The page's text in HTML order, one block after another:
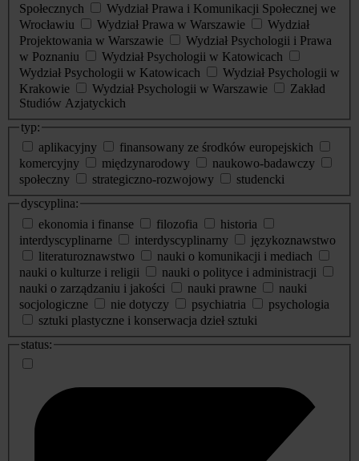
Społecznych
Wydział Prawa i Komunikacji Społecznej we
Wrocławiu
Wydział Prawa w Warszawie
Wydział
Projektowania w Warszawie
Wydział Psychologii i Prawa
w Poznaniu
Wydział Psychologii w Katowicach
Wydział Psychologii w Katowicach
Wydział Psychologii w
Krakowie
Wydział Psychologii w Warszawie
Zakład
Studiów Azjatyckich
typ:
aplikacyjny
finansowany ze środków europejskich
komercyjny
międzynarodowy
naukowo-badawczy
społeczny
strategiczno-rozwojowy
studencki
dyscyplina:
ekonomia i finanse
filozofia
historia
interdyscyplinarne
interdyscyplinarny
językoznawstwo
literaturoznawstwo
nauki o komunikacji i mediach
nauki o kulturze i religii
nauki o polityce i administracji
nauki o zarządzaniu i jakości
nauki prawne
nauki
socjologiczne
nie dotyczy psychiatria
psychologia
sztuki plastyczne i konserwacja dzieł sztuki
status: